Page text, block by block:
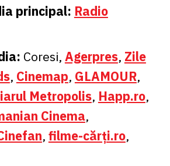
principal: Radio
Coresi, Agerpres, Zile
, Cinemap, GLAMOUR,
Metropolis, Happ.ro,
Cinema,
, filme-cărți.ro,